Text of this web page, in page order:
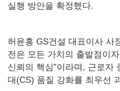
실행 방안을 확정했다.
허윤홍 GS건설 대표이사 사
전은 모든 가치의 출발점이
신뢰의 핵심”이라며, 근로자
대(CS) 품질 강화를 최우선